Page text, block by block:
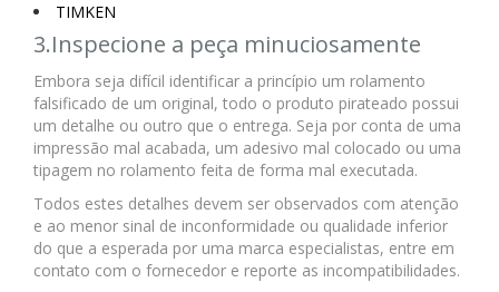
TIMKEN
3.Inspecione a peça minuciosamente
Embora seja difícil identificar a princípio um rolamento
falsificado de um original, todo o produto pirateado possui
um detalhe ou outro que o entrega. Seja por conta de uma
impressão mal acabada, um adesivo mal colocado ou uma
tipagem no rolamento feita de forma mal executada.
Todos estes detalhes devem ser observados com atenção
e ao menor sinal de inconformidade ou qualidade inferior
do que a esperada por uma marca especialistas, entre em
contato com o fornecedor e reporte as incompatibilidades.